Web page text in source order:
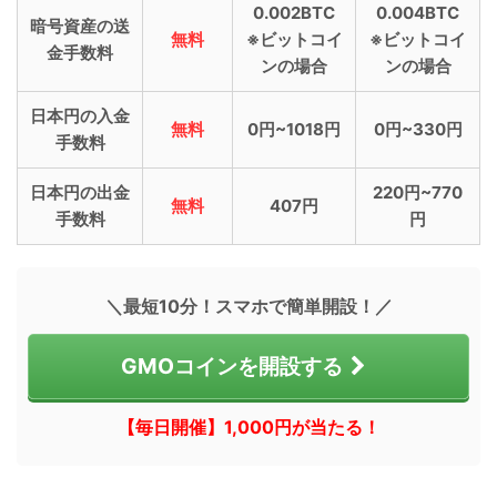
暗号資産の送
金手数料
無料
0.002BTC
※ビットコイ
ンの場合
0.004BTC
※ビットコイ
ンの場合
日本円の入金
手数料
無料 0円~1018円 0円~330円
日本円の出金
手数料
無料 407円
220円~770
円
＼最短10分！スマホで簡単開設！／
GMOコインを開設する
【毎日開催】1,000円が当たる！